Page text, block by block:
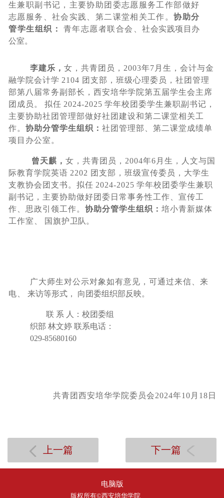
生兼职副书记，主要协助团委志愿服务工作部做好
志愿服务、社会实践、第二 课堂相关工作。协助分
管学生组织：
青年志愿者联合会、 社会实践项目办
公室。
李建乐， 女，共青团员， 2003年7 月生，会计与金
融学院会计学 2104 团支部，班级心理委 员，社团管理
部第八 届常务副部长，西安培华学院第五届学生会主席
团成员。
拟任 2024-2025 学年校团委学生兼职副书记，
主要协助社 团管理部做好社团建设和第二课堂相关工
作。 协助分管学生组织： 社团管理部、第二课堂成绩单
项目办公室。
曾天麒， 女，共青团员， 2004年6 月生，人文与国
际教育学院英语 2202 团支部，班级宣传委员，大学生
支教协会团支书。拟任 2024-2025 学年校团委学生兼职
副书记， 主要协助做好团委 日常事务性工作、宣传工
作、思政引领工作。 协助分管学生组织： 培小青新媒体
工作室、 国旗护卫队。
广大师生对公示对象如有意见，可通过来信、来
电、
来访等形式， 向团委组织部反映。
联 系 人：校团委组
织部 林文婷 联系电话：
029-85680160
共青团西安培华学院委员会2024年10月18日
上一篇 下一篇
电脑版
版权所有©西安培华学院